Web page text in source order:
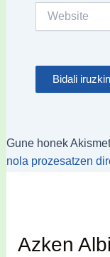
Website
Gune honek
nola prozesatzen
Azken